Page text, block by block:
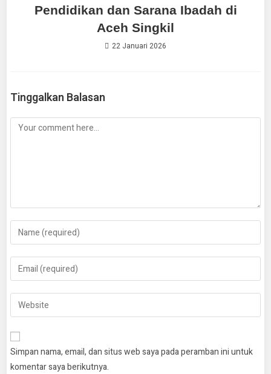
Pendidikan dan Sarana Ibadah di
Aceh Singkil
22 Januari 2026
Tinggalkan Balasan
Simpan nama, email, dan situs web saya pada peramban ini untuk
komentar saya berikutnya.